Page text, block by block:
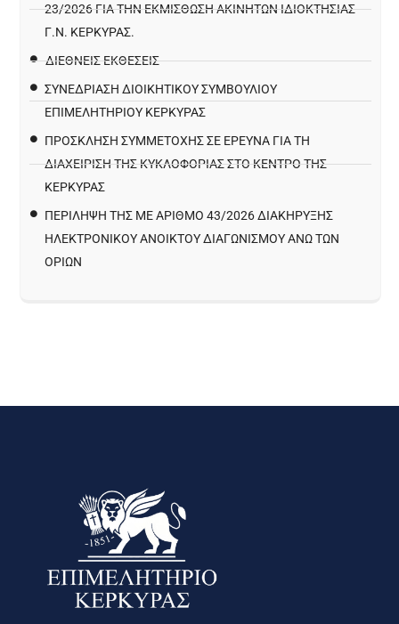
23/2026 ΓΙΑ ΤΗΝ ΕΚΜΊΣΘΩΣΗ ΑΚΙΝΉΤΩΝ ΙΔΙΟΚΤΗΣΊΑΣ
Γ.Ν. ΚΈΡΚΥΡΑΣ.
ΔΙΕΘΝΕΙΣ ΕΚΘΕΣΕΙΣ
ΣΥΝΕΔΡΙΑΣΗ ΔΙΟΙΚΗΤΙΚΟΥ ΣΥΜΒΟΥΛΙΟΥ
ΕΠΙΜΕΛΗΤΗΡΙΟΥ ΚΕΡΚΥΡΑΣ
ΠΡΌΣΚΛΗΣΗ ΣΥΜΜΕΤΟΧΉΣ ΣΕ ΈΡΕΥΝΑ ΓΙΑ ΤΗ
ΔΙΑΧΕΊΡΙΣΗ ΤΗΣ ΚΥΚΛΟΦΟΡΊΑΣ ΣΤΟ ΚΈΝΤΡΟ ΤΗΣ
ΚΈΡΚΥΡΑΣ
ΠΕΡΙΛΗΨΗ ΤΗΣ ΜΕ ΑΡΙΘΜΟ 43/2026 ΔΙΑΚΗΡΥΞΗΣ
ΗΛΕΚΤΡΟΝΙΚΟΥ ΑΝΟΙΚΤΟΥ ΔΙΑΓΩΝΙΣΜΟΥ ΑΝΩ ΤΩΝ
ΟΡΙΩΝ